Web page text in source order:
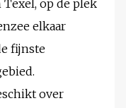
op de plek
elkaar
fijnste
over